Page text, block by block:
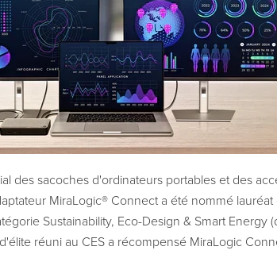
des sacoches d'ordinateurs portables et des
MiraLogic® Connect a été nommé
Sustainability, Eco-Design & Smart
réuni au CES a récompensé MiraLogic